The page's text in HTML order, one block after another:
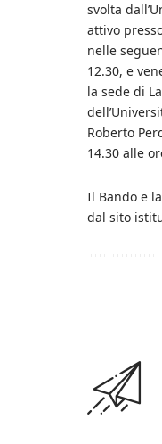
svolta
attivo
nelle
12.30, e
la sede di
Roberto
14.30 alle
Il Bando e
dal sito